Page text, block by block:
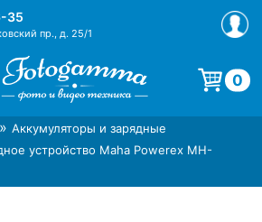
35
пр., д. 25/1
Интернет-магазин фототехники
Foto-Gamma в СПб
Магазин фотоаксессуаров foto-
gamma.ru
0
Корзина пуста.
» Аккумуляторы и зарядные
устройство Maha Powerex MH-